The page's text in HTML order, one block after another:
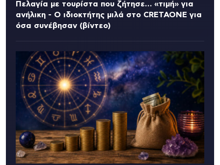
Πελαγία με τουρίστα που ζήτησε… «τιμή» για
ανήλικη - Ο ιδιοκτήτης μιλά στο CRETAONE για
όσα συνέβησαν (βίντεο)